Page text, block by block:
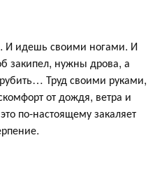
И идешь своими ногами. И
закипел, нужны дрова, а
Труд своими руками,
от дождя, ветра и
по-настоящему закаляет